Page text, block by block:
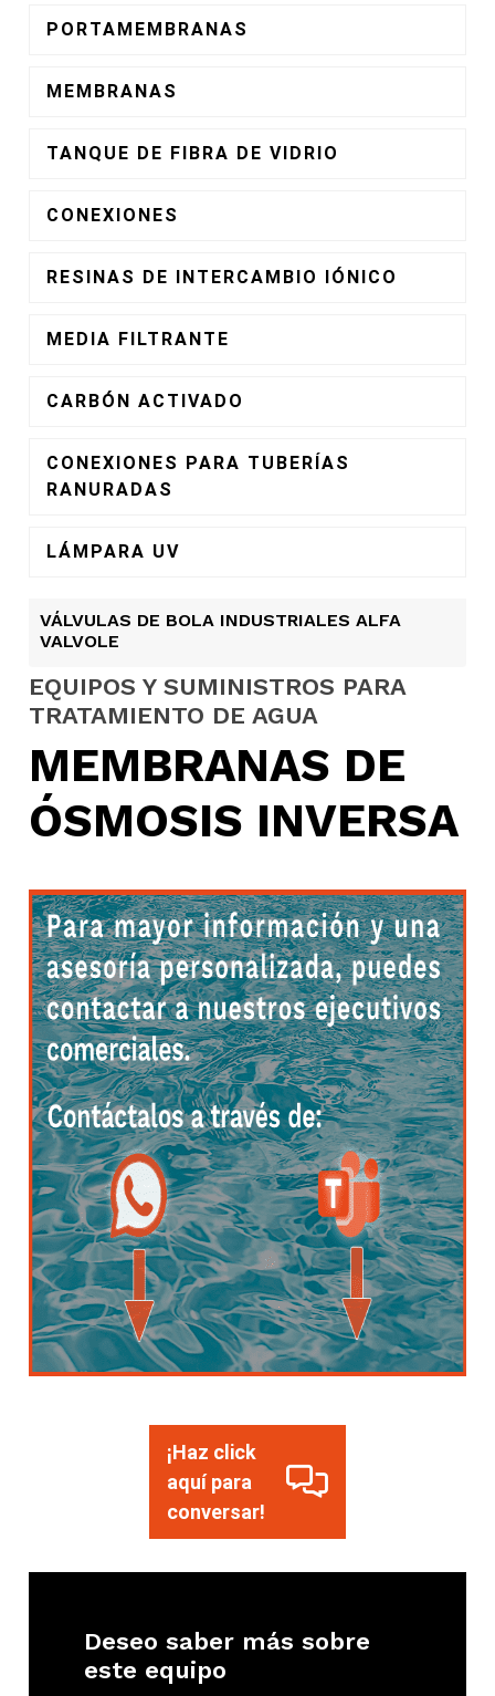
PORTAMEMBRANAS
MEMBRANAS
TANQUE DE FIBRA DE VIDRIO
CONEXIONES
RESINAS DE INTERCAMBIO IÓNICO
MEDIA FILTRANTE
CARBÓN ACTIVADO
CONEXIONES PARA TUBERÍAS
RANURADAS
LÁMPARA UV
VÁLVULAS DE BOLA INDUSTRIALES ALFA
VALVOLE
EQUIPOS Y SUMINISTROS PARA
TRATAMIENTO DE AGUA
MEMBRANAS DE
ÓSMOSIS INVERSA
¡Haz click
aquí para
conversar!
Deseo saber más sobre
este equipo